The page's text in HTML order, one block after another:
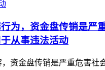
为，资金盘传销是严
从事违法活动
资金盘传销是严重危害社